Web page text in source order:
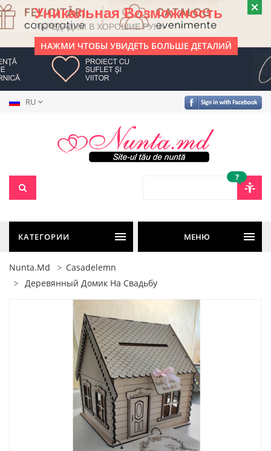
Уникальная Возможность
ПЕРЕДАДИМ В ХОРОШИЕ РУКИ
НАЖМИ ЧТОБЫ УВИДЕТЬ БОЛЬШЕ ДЕТАЛИЙ
RU
?
КАТЕГОРИИ МЕНЮ
Nunta.md
Casadelemn
Деревянный Домик На Свадьбу